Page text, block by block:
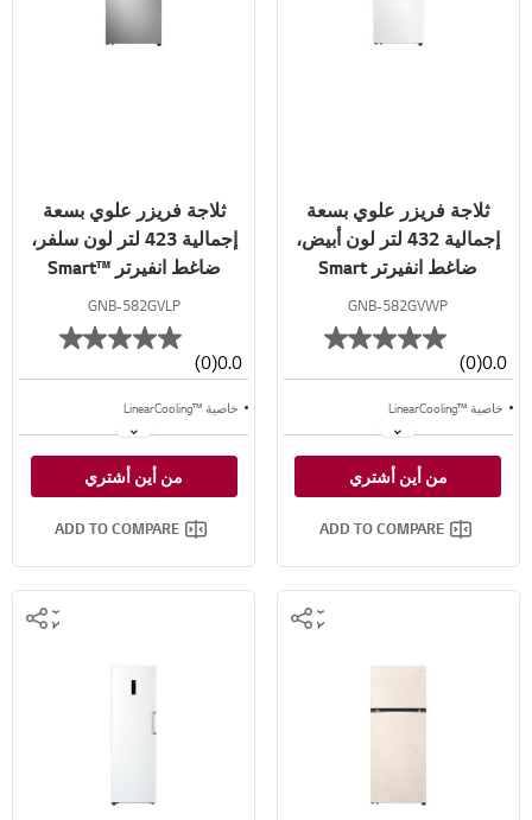
ثلاجة فريزر علوي بسعة
إجمالية 432 لتر لون أبيض،
ضاغط انفيرتر Smart
Inverter™
GNB-582GVWP
0.0
(0)
خاصية ™LinearCooling
تدفق متعدد للهواء
من أين أشتري
ADD TO COMPARE
ثلاجة فريزر علوي بسعة
إجمالية 423 لتر لون سلفر،
ضاغط انفيرتر ™Smart
Inverter
GNB-582GVLP
0.0
(0)
خاصية ™LinearCooling
تدفق متعدد للهواء
من أين أشتري
ADD TO COMPARE